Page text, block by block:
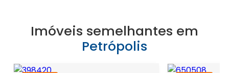
Imóveis semelhantes em
Petrópolis